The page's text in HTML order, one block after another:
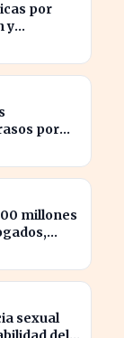
por
y
por
millones
sexual